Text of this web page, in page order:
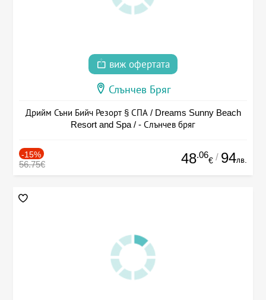
виж офертата
Слънчев Бряг
Дрийм Съни Бийч Резорт § СПА / Dreams Sunny Beach
Resort and Spa / - Слънчев бряг
-15%
56.75€ 48.06
€ / 94лв.